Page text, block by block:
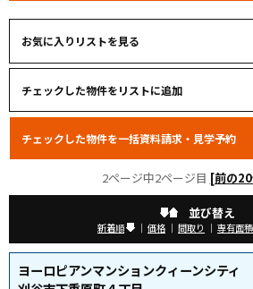
お気に入りリストを見る
2ページ中2ページ目 [前の
並び替え
新着順 ｜ 価格 ｜ 間取り ｜ 専有面積
ヨーロピアンマンションクィーンシティ